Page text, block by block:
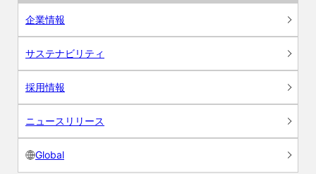
企業情報
サステナビリティ
採用情報
ニュースリリース
Global